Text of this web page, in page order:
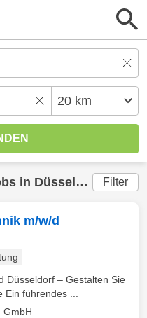
in Düsseldorf (20
Filter
m/w/d
Düsseldorf – Gestalten Sie
führendes ...
GmbH